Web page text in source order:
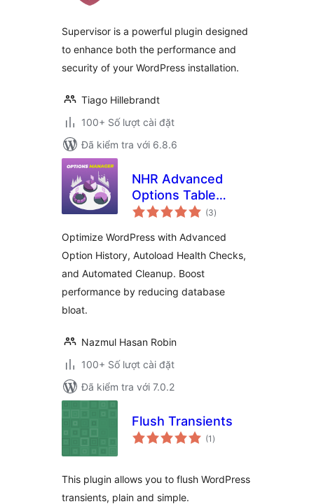
Supervisor is a powerful plugin designed
to enhance both the performance and
security of your WordPress installation.
Tiago Hillebrandt
100+ Số lượt cài đặt
Đã kiểm tra với 6.8.6
NHR Advanced
Options Table
Manager &
(3tổng
đánh
)
Optimize WordPress with Advanced
Option History, Autoload Health Checks,
and Automated Cleanup. Boost
performance by reducing database
bloat.
Nazmul Hasan Robin
100+ Số lượt cài đặt
Đã kiểm tra với 7.0.2
Flush Transients
(1 tổng
đánh
)
This plugin allows you to flush WordPress
transients, plain and simple.